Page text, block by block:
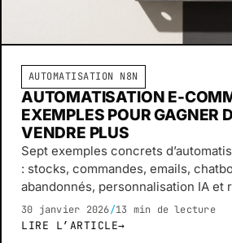
AUTOMATISATION N8N
AUTOMATISATION E-
EXEMPLES POUR GAGNER
VENDRE PLUS
Sept exemples concrets
: stocks, commandes, emails,
abandonnés, personnalisation IA et
performances.
30 janvier 2026/13 min de lecture
LIRE L’ARTICLE→